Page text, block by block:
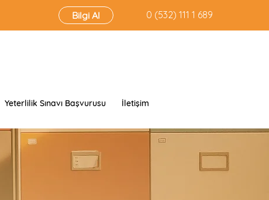
Bilgi Al ‭0 (532) 111 1 689‬
Yeterlilik Sınavı Başvurusu İletişim